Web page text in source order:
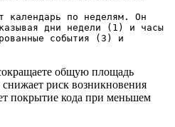
календарь по неделям. Он
дни недели (1) и часы
события (3) и
общую площадь
риск возникновения
покрытие кода при меньшем